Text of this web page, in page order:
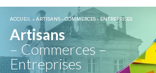
ACCUEIL »ARTISANS – COMMERCES – ENTREPRISES
Artisans
– Commerces –
Entreprises